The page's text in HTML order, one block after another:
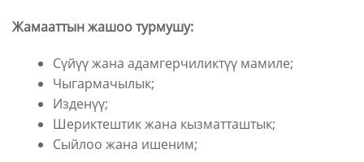
Жамааттын жашоо турмушу:
Сүйүү жана адамгерчиликтүү мамиле;
Чыгармачылык;
Изденүү;
Шериктештик жана кызматташтык;
Сыйлоо жана ишеним;